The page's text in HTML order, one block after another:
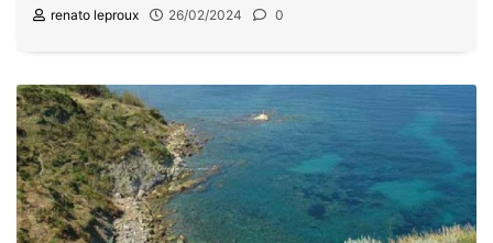
renato leproux 26/02/2024 0